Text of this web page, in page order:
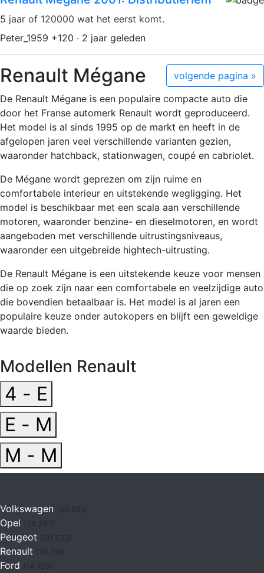
5 jaar of 120000 wat het eerst komt.
Peter_1959 +120 · 2 jaar geleden
volgende pagina »
Renault Mégane
De Renault Mégane is een populaire compacte auto die
door het Franse automerk Renault wordt geproduceerd.
Het model is al sinds 1995 op de markt en heeft in de
afgelopen jaren veel verschillende varianten gezien,
waaronder hatchback, stationwagen, coupé en cabriolet.
De Mégane wordt geprezen om zijn ruime en
comfortabele interieur en uitstekende wegligging. Het
model is beschikbaar met een scala aan verschillende
motoren, waaronder benzine- en dieselmotoren, en wordt
aangeboden met verschillende uitrustingsniveaus,
waaronder een uitgebreide hightech-uitrusting.
De Renault Mégane is een uitstekende keuze voor mensen
die op zoek zijn naar een comfortabele en veelzijdige auto
die bovendien betaalbaar is. Het model is al jaren een
populaire keuze onder autokopers en blijft een geweldige
waarde bieden.
Modellen Renault
4 - E
E - M
M - M
Volkswagen (30.623)
Opel (28.287)
Peugeot (20.533)
Renault (19.746)
Ford (14.753)